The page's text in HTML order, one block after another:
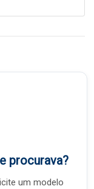
procurava?
um modelo